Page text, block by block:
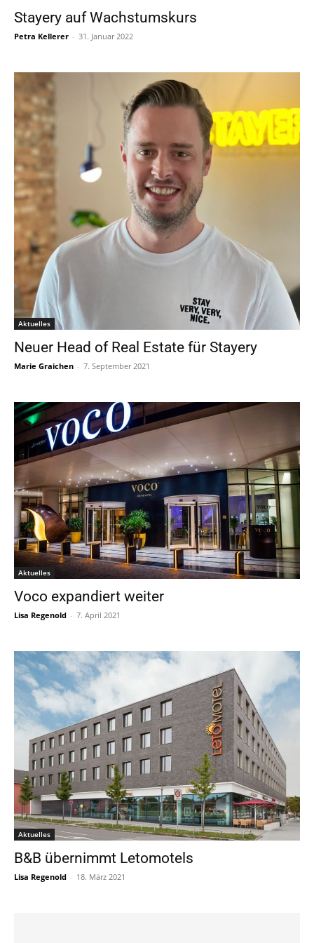
Stayery auf Wachstumskurs
Petra Kellerer - 31. Januar 2022
Aktuelles
Neuer Head of Real Estate für Stayery
Marie Graichen - 7. September 2021
Aktuelles
Voco expandiert weiter
Lisa Regenold - 7. April 2021
Aktuelles
B&B übernimmt Letomotels
Lisa Regenold - 18. März 2021